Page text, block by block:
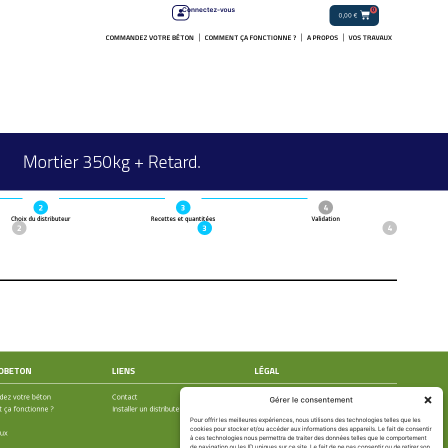
Gérer le consentement
Pour offrir les meilleures expériences, nous utilisons des technologies telles que les
cookies pour stocker et/ou accéder aux informations des appareils. Le fait de consentir
à ces technologies nous permettra de traiter des données telles que le comportement
Connectez-vous
0,00 €
0
COMMANDEZ VOTRE BÉTON COMMENT ÇA FONCTIONNE ? A PROPOS VOS TRAVAUX
Mortier 350kg + Retard.
2
Choix du distributeur
3
Recettes et quantitées
4
Validation
2 3 4
votre béton
ça fonctionne ?
LIENS
Contact
Installer un distributeur
LÉGAL
Mentions légales
Politique de confidentialité
Politique de cookies (UE)